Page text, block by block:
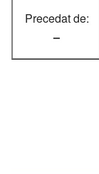
Precedat de:
–